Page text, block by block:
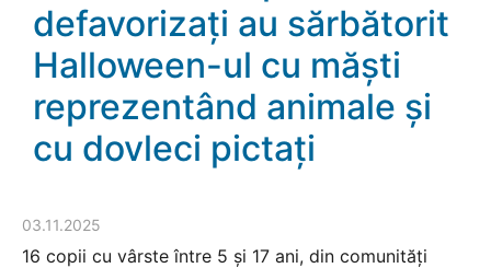
defavorizați au sărbătorit
Halloween-ul cu măști
reprezentând animale și
cu dovleci pictați
03.11.2025
16 copii cu vârste între 5 și 17 ani, din comunități